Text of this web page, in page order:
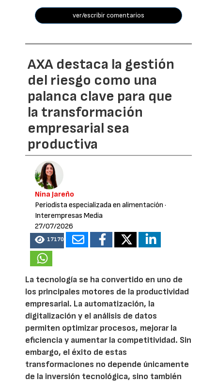
ver/escribir comentarios
AXA destaca la gestión
del riesgo como una
palanca clave para que
la transformación
empresarial sea
productiva
Nina Jareño
Periodista especializada en alimentación ·
Interempresas Media
27/07/2026
17170
La tecnología se ha convertido en uno de
los principales motores de la productividad
empresarial. La automatización, la
digitalización y el análisis de datos
permiten optimizar procesos, mejorar la
eficiencia y aumentar la competitividad. Sin
embargo, el éxito de estas
transformaciones no depende únicamente
de la inversión tecnológica, sino también